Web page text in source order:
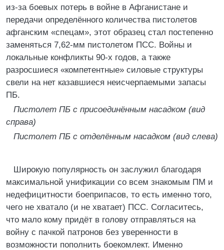
из-за боевых потерь в войне в Афганистане и
передачи определённого количества пистолетов
афганским «спецам», этот образец стал постепенно
заменяться 7,62-мм пистолетом ПСС. Войны и
локальные конфликты 90-х годов, а также
разросшиеся «компетентные» силовые структуры
свели на нет казавшиеся неисчерпаемыми запасы
ПБ.
Пистолет ПБ с присоединённым насадком (вид
справа)
Пистолет ПБ с отделённым насадком (вид слева)
Широкую популярность он заслужил благодаря
максимальной унификации со всем знакомым ПМ и
недефицитности боеприпасов, то есть именно того,
чего не хватало (и не хватает) ПСС. Согласитесь,
что мало кому придёт в голову отправляться на
войну с пачкой патронов без уверенности в
возможности пополнить боекомлект. Именно